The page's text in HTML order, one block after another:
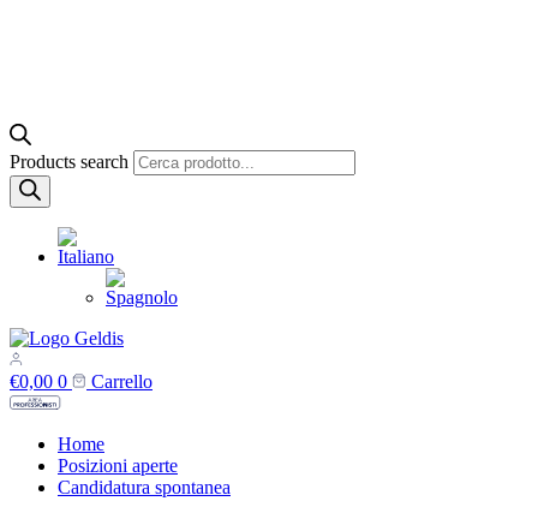
Products search
€0,00 0 Carrello
Home
Posizioni aperte
Candidatura spontanea